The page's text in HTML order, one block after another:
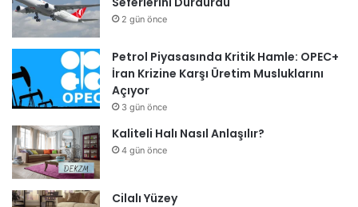
2 gün önce
Petrol Piyasasında Kritik Hamle: OPEC+
İran Krizine Karşı Üretim Musluklarını
Açıyor
3 gün önce
Kaliteli Halı Nasıl Anlaşılır?
4 gün önce
Cilalı Yüzey